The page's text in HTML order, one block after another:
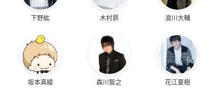
下野紘 木村昴 浪川大輔
坂本真綾 森川智之 花江夏樹